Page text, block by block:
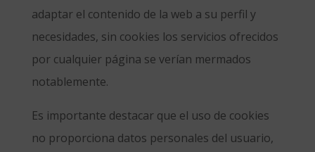
adaptar el contenido de la web a su perfil y
necesidades, sin cookies los servicios ofrecidos
por cualquier página se verían mermados
notablemente.
Es importante destacar que el uso de cookies
no proporciona datos personales del usuario,